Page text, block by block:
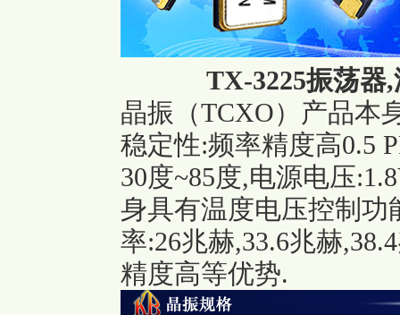
TX-3225振荡器,
晶振（TCXO）产品本
稳定性:频率精度高0.5
30度~85度,电源电压
身具有温度电压控制功
率:26兆赫,33.6兆赫
精度高等优势.